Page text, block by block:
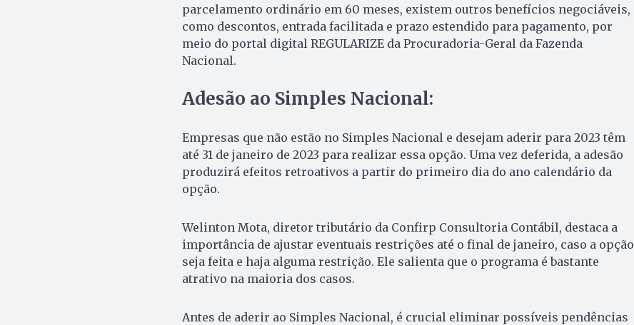
parcelamento ordinário em 60 meses, existem outros benefícios negociáveis,
como descontos, entrada facilitada e prazo estendido para pagamento, por
meio do portal digital REGULARIZE da Procuradoria-Geral da Fazenda
Nacional.
Adesão ao Simples Nacional:
Empresas que não estão no Simples Nacional e desejam aderir para 2023 têm
até 31 de janeiro de 2023 para realizar essa opção. Uma vez deferida, a adesão
produzirá efeitos retroativos a partir do primeiro dia do ano calendário da
opção.
Welinton Mota, diretor tributário da Confirp Consultoria Contábil, destaca a
importância de ajustar eventuais restrições até o final de janeiro, caso a opção
seja feita e haja alguma restrição. Ele salienta que o programa é bastante
atrativo na maioria dos casos.
Antes de aderir ao Simples Nacional, é crucial eliminar possíveis pendências